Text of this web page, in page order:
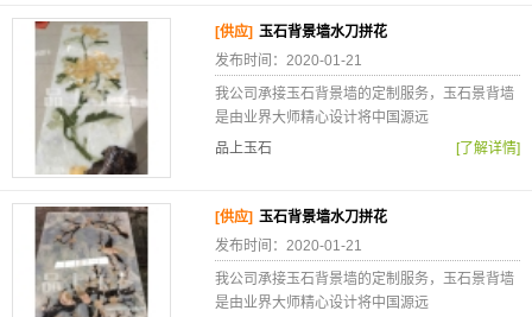
[供应] 玉石背景墙水刀拼花
发布时间：2020-01-21
我公司承接玉石背景墙的定制服务，玉石景背墙
是由业界大师精心设计将中国源远
品上玉石
[了解详情]
[供应] 玉石背景墙水刀拼花
发布时间：2020-01-21
我公司承接玉石背景墙的定制服务，玉石景背墙
是由业界大师精心设计将中国源远